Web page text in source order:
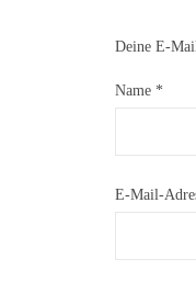
Deine E-
Name *
E-Mail-